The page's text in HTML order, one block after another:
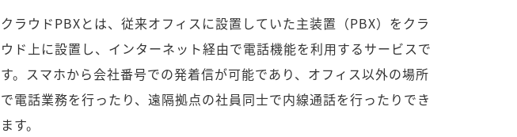
クラウドPBXとは、従来オフィスに設置していた主装置（PBX）をクラ
ウド上に設置し、インターネット経由で電話機能を利用するサービスで
す。スマホから会社番号での発着信が可能であり、オフィス以外の場所
で電話業務を行ったり、遠隔拠点の社員同士で内線通話を行ったりでき
ます。